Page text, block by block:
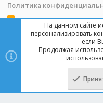
Политика
R
Copyright © 2014 - 2025,
копировании материала с
На данном сайте
персонализировать
если
Продолжая